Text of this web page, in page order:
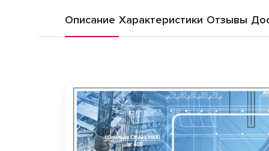
Описание Характеристики Отзывы